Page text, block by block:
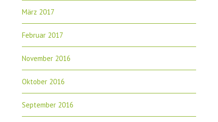
März 2017
Februar 2017
November 2016
Oktober 2016
September 2016